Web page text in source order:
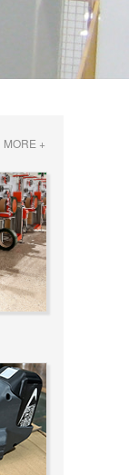
MORE +